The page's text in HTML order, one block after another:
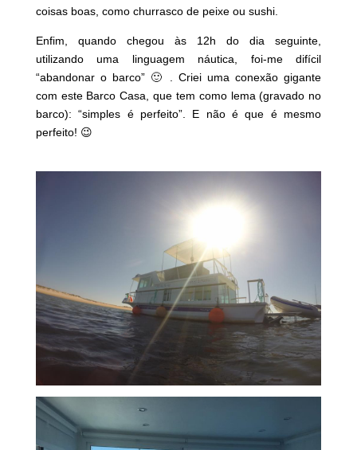
coisas boas, como churrasco de peixe ou sushi.
Enfim, quando chegou às 12h do dia seguinte,
utilizando uma linguagem náutica, foi-me difícil
“abandonar o barco” 🙂 . Criei uma conexão gigante
com este Barco Casa, que tem como lema (gravado no
barco): “simples é perfeito”. E não é que é mesmo
perfeito! 😉